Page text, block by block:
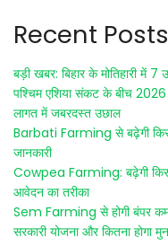
Recent Posts
बड़ी खबर: बिहार के मोतिहारी में 7
पश्चिम एशिया संकट के बीच 2026
लागत में जबरदस्त उछाल
Barbati Farming से बढ़ेगी
जानकारी
Cowpea Farming: बढ़ेगी
आवेदन का तरीका
Sem Farming से होगी बंपर
सरकारी योजना और कितना होगा